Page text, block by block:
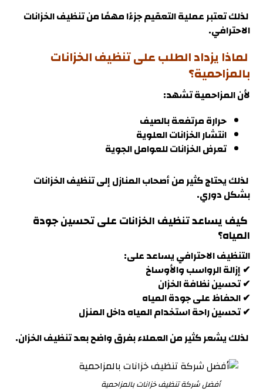
لذلك تعتبر عملية التعقيم جزءًا مهمًا من تنظيف الخزانات
الاحترافي.
لماذا يزداد الطلب على تنظيف الخزانات
بالمزاحمية؟
لأنالمزاحميةتشهد:
حرارة مرتفعة بالصيف
انتشار الخزانات العلوية
تعرض الخزانات للعوامل الجوية
لذلك يحتاج كثير من أصحاب المنازل إلى تنظيف الخزانات
بشكل دوري.
كيف يساعد تنظيف الخزانات على تحسين جودة
المياه؟
التنظيف الاحترافي يساعد على:
✔ إزالة الرواسب والأوساخ
✔ تحسين نظافة الخزان
✔ الحفاظ على جودة المياه
✔ تحسين راحة استخدام المياه داخل المنزل
لذلك يشعر كثير من العملاء بفرق واضح بعد تنظيف الخزان.
أفضل شركة تنظيف خزانات بالمزاحمية